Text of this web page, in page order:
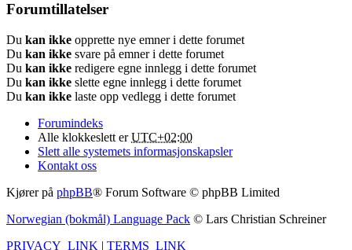
Forumtillatelser
Du kan ikke opprette nye emner i dette forumet
Du kan ikke svare på emner i dette forumet
Du kan ikke redigere egne innlegg i dette forumet
Du kan ikke slette egne innlegg i dette forumet
Du kan ikke laste opp vedlegg i dette forumet
Forumindeks
Alle klokkeslett erUTC+02:00
Slett alle systemets informasjonskapsler
Kontakt oss
Kjører på phpBB® Forum Software © phpBB Limited
Norwegian (bokmål) Language Pack © Lars Christian Schreiner
PRIVACY_LINK | TERMS_LINK